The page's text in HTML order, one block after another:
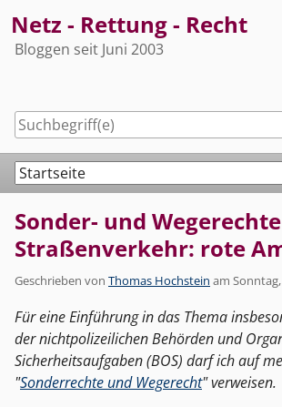
to
content
Netz - Rettung - Recht
Bloggen seit Juni 2003
Navigation
Sonder- und
Straßenverkehr: rote
Geschrieben von Thomas Hochstein am
Für eine Einführung in das Thema
der nichtpolizeilichen Behörden und
Sicherheitsaufgaben (BOS) darf ich auf
"Sonderrechte und Wegerecht" verweisen.